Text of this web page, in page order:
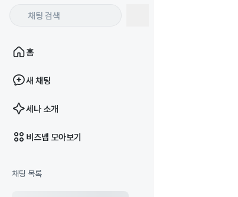
홈
새 채팅
세나 소개
비즈넵 모아보기
채팅 목록